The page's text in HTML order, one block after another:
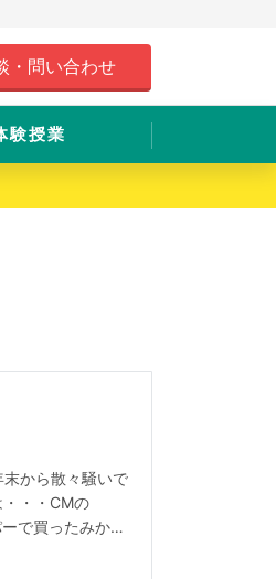
・問い合わせ
験授業
から散々騒いで
・・CMの
で買ったみかん
にははれひめを